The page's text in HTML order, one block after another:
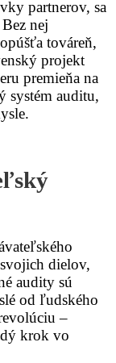
partnerov, sa
nej
továreň,
projekt
premieňa na
systém auditu,
dielov,
audity sú
od ľudského
–
krok vo